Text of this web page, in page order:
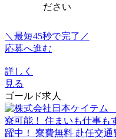
ださい
＼最短45秒で完了／
応募へ進む
詳しく
見る
ゴールド求人